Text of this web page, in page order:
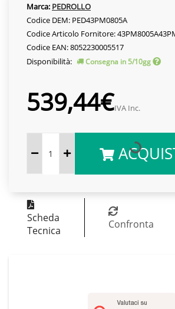
Marca: PEDROLLO
Codice DEM: PED43PM0805A
Codice Articolo Fornitore:
Codice EAN: 8052230005517
Disponibilità:
Consegna in 5/10gg
539,44€IVA Inc.
Scheda
Tecnica
Confronta